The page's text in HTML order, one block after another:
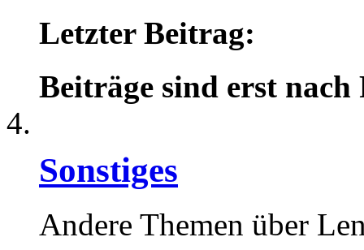
Letzter Beitrag:
Beiträge sind erst
Sonstiges
Andere Themen über